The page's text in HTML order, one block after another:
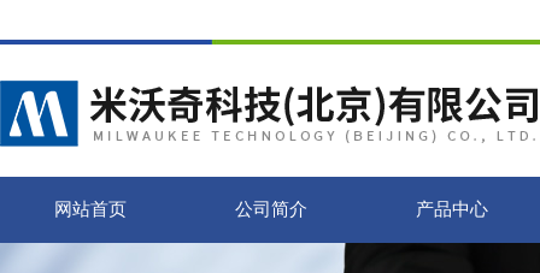
网站首页 公司简介 产品中心